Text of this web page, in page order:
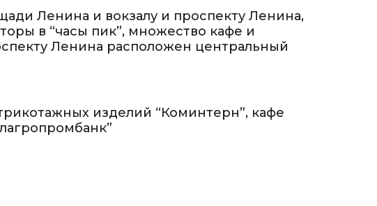
Ленина и вокзалу и проспекту Ленина,
в “часы пик”, множество кафе и
Ленина расположен центральный
изделий “Коминтерн”, кафе